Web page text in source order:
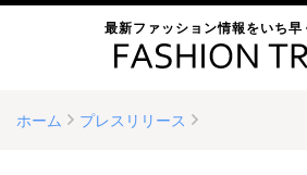
最新ファッション情報をいち早
ホーム プレスリリース